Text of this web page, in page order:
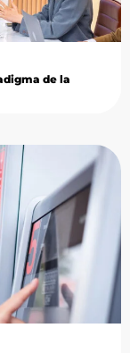
de la